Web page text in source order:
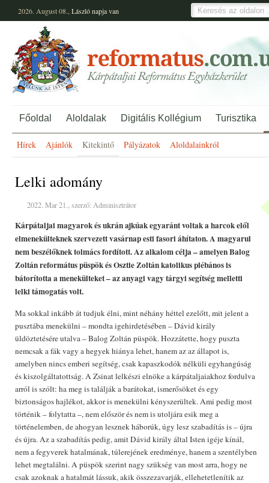
2026. August 08., Lászlónapja van
Főoldal Aloldalak Digitális Kollégium Turisztika
Hírek Ajánlók Kitekintő Pályázatok Aloldalainkról
Lelki adomány
2022. Mar 21., szerző: Adminisztrátor
Kárpátaljai magyarok és ukrán ajkúak egyaránt voltak a harcok elől
elmenekülteknek szervezett vasárnap esti fasori áhítaton. A magyarul
nem beszélőknek tolmács fordított. Az alkalom célja – amelyen Balog
Zoltán református püspök és Osztie Zoltán katolikus plébános is
bátorította a menekülteket – az anyagi vagy tárgyi segítség melletti
lelki támogatás volt.
Ma sokkal inkább át tudjuk élni, mint néhány héttel ezelőtt, mit jelent a
pusztába menekülni – mondta igehirdetésében – Dávid király
üldöztetésére utalva – Balog Zoltán püspök. Hozzátette, hogy puszta
nemcsak a fák vagy a hegyek hiánya lehet, hanem az az állapot is,
amelyben nincs emberi segítség, csak kapaszkodók nélküli egyhangúság
és kiszolgáltatottság. A Zsinat lelkészi elnöke a kárpátaljaiakhoz fordulva
arról is szólt: ha meg is találják a barátokat, ismerősöket és egy
biztonságos hajlékot, akkor is menekülni kényszerültek. Ami pedig most
történik – folytatta –, nem először és nem is utoljára esik meg a
történelemben, de ahogyan lesznek háborúk, úgy lesz szabadítás is – újra
és újra. Az a szabadítás pedig, amit Dávid király által Isten igéje kínál,
nem a fegyverek hatalmának, túlerejének eredménye, hanem a szentélyben
lehet megtalálni. A püspök szerint nagy szükség van most arra, hogy ne
csak azoknak a hatalmát lássuk, akik összezavarják, ellehetetlenítik az